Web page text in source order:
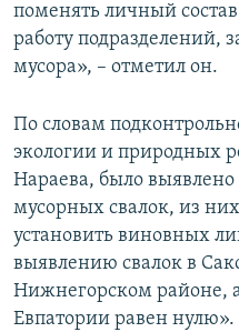
поменять личный
работу подразделений,
мусора», – отметил он.
По словам
экологии и природных
Нараева, было
мусорных свалок, из
установить виновных
выявлению свалок в
Нижнегорском районе,
Евпатории равен нулю».